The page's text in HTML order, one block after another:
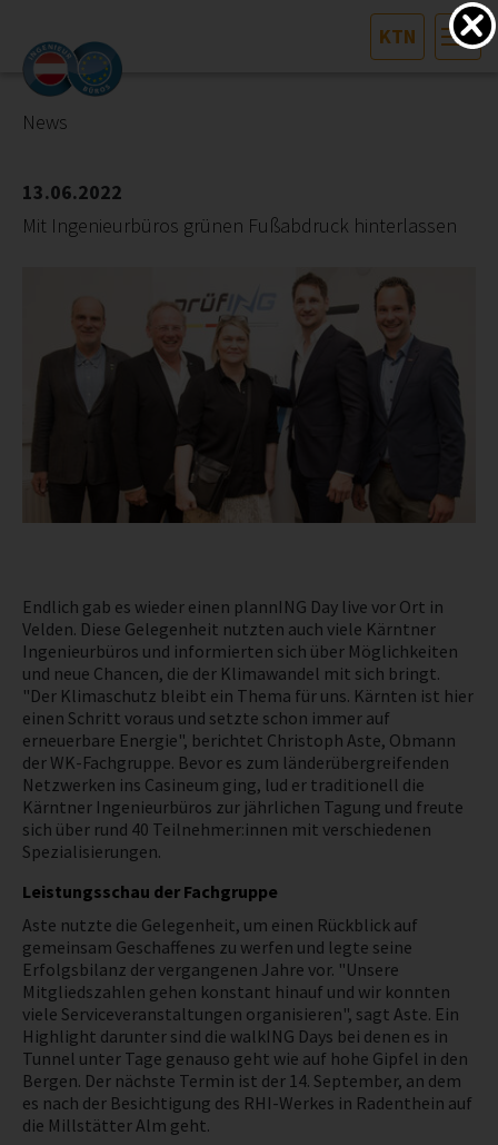
KTN
DAS INGENIEURBÜRO
INTERESSEN­VERTRETUNG
MITGLIEDER­VERZEICHNIS
KONTAKT
PRÜFING
BETRIEBSCHECK
PRÜFING
News
13.06.2022
Mit Ingenieurbüros grünen Fußabdruck hinterlassen
Endlich gab es wieder einen plannING Day live vor Ort in
Velden. Diese Gelegenheit nutzten auch viele Kärntner
Ingenieurbüros und informierten sich über Möglichkeiten
und neue Chancen, die der Klimawandel mit sich bringt.
"Der Klimaschutz bleibt ein Thema für uns. Kärnten ist hier
einen Schritt voraus und setzte schon immer auf
erneuerbare Energie", berichtet Christoph Aste, Obmann
der WK-Fachgruppe. Bevor es zum länderübergreifenden
Netzwerken ins Casineum ging, lud er traditionell die
Kärntner Ingenieurbüros zur jährlichen Tagung und freute
sich über rund 40 Teilnehmer:innen mit verschiedenen
Spezialisierungen.
Leistungsschau der Fachgruppe
Aste nutzte die Gelegenheit, um einen Rückblick auf
gemeinsam Geschaffenes zu werfen und legte seine
Erfolgsbilanz der vergangenen Jahre vor. "Unsere
Mitgliedszahlen gehen konstant hinauf und wir konnten
viele Serviceveranstaltungen organisieren", sagt Aste. Ein
Highlight darunter sind die walkING Days bei denen es in
Tunnel unter Tage genauso geht wie auf hohe Gipfel in den
Bergen. Der nächste Termin ist der 14. September, an dem
es nach der Besichtigung des RHI-Werkes in Radenthein auf
die Millstätter Alm geht.